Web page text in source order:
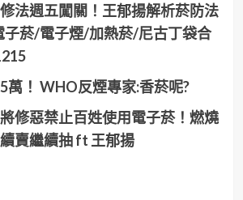
法週五闖關！王郁揚解析菸防法
子菸/電子煙/加熱菸/尼古丁袋合
萬！ WHO反煙專家:香菸呢?
修惡禁止百姓使用電子菸！燃燒
賣繼續抽 ft 王郁揚